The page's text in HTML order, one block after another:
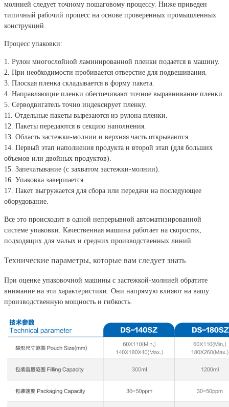
молнией следует точному пошаговому процессу. Ниже приведен
типичный рабочий процесс на основе проверенных промышленных
конструкций.
Процесс упаковки:
1. Рулон многослойной ламинированной пленки подается в машину.
2. При необходимости пробивается отверстие для подвешивания.
3. Плоская пленка складывается в форму пакета.
4. Направляющие пленки обеспечивают точное выравнивание пленки.
5. Серводвигатель точно индексирует пленку.
11. Отдельные пакеты вырезаются из рулона пленки.
12. Пакеты передаются в секцию наполнения.
13. Область застежки-молнии и верхняя часть открываются.
14. Первый этап наполнения продукта и второй этап (для больших
объемов или двойных продуктов).
15. Запечатывание (с захватом застежки-молнии).
16. Упаковка завершается.
17. Пакет выгружается для сбора или передачи на последующее
оборудование.
Все это происходит в одной непрерывной автоматизированной
системе упаковки. Качественная машина работает на скоростях,
подходящих для малых и средних производственных линий.
Технические параметры, которые вам следует знать
При оценке упаковочной машины с застежкой-молнией обратите
внимание на эти характеристики. Они напрямую влияют на вашу
производственную мощность и гибкость.